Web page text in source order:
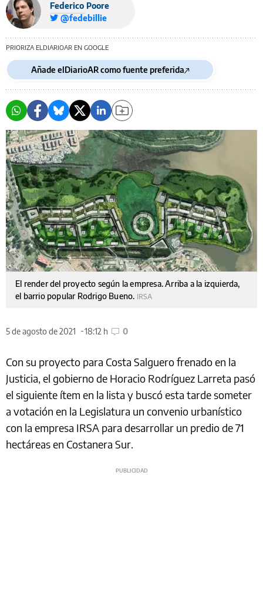
Federico Poore
@fedebillie
PRIORIZA ELDIARIOAR EN GOOGLE
Añade elDiarioAR como fuente preferida
El render del proyecto según la empresa. Arriba a la izquierda,
el barrio popular Rodrigo Bueno. IRSA
5 de agosto de 2021 18:12 h 0
Con su proyecto para Costa Salguero frenado en la
Justicia, el gobierno de Horacio Rodríguez Larreta pasó
el siguiente ítem en la lista y buscó esta tarde someter
a votación en la Legislatura un convenio urbanístico
con la empresa IRSA para desarrollar un predio de 71
hectáreas en Costanera Sur.